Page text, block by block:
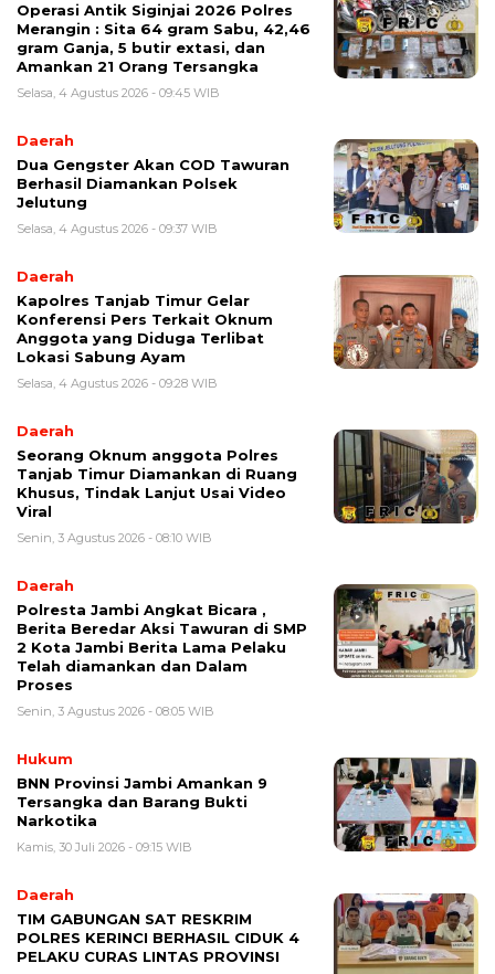
Operasi Antik Siginjai 2026 Polres
Merangin : Sita 64 gram Sabu, 42,46
gram Ganja, 5 butir extasi, dan
Amankan 21 Orang Tersangka
Selasa, 4 Agustus 2026 - 09:45 WIB
Daerah
Dua Gengster Akan COD Tawuran
Berhasil Diamankan Polsek
Jelutung
Selasa, 4 Agustus 2026 - 09:37 WIB
Daerah
Kapolres Tanjab Timur Gelar
Konferensi Pers Terkait Oknum
Anggota yang Diduga Terlibat
Lokasi Sabung Ayam
Selasa, 4 Agustus 2026 - 09:28 WIB
Daerah
Seorang Oknum anggota Polres
Tanjab Timur Diamankan di Ruang
Khusus, Tindak Lanjut Usai Video
Viral
Senin, 3 Agustus 2026 - 08:10 WIB
Daerah
Polresta Jambi Angkat Bicara ,
Berita Beredar Aksi Tawuran di SMP
2 Kota Jambi Berita Lama Pelaku
Telah diamankan dan Dalam
Proses
Senin, 3 Agustus 2026 - 08:05 WIB
Hukum
BNN Provinsi Jambi Amankan 9
Tersangka dan Barang Bukti
Narkotika
Kamis, 30 Juli 2026 - 09:15 WIB
Daerah
TIM GABUNGAN SAT RESKRIM
POLRES KERINCI BERHASIL CIDUK 4
PELAKU CURAS LINTAS PROVINSI